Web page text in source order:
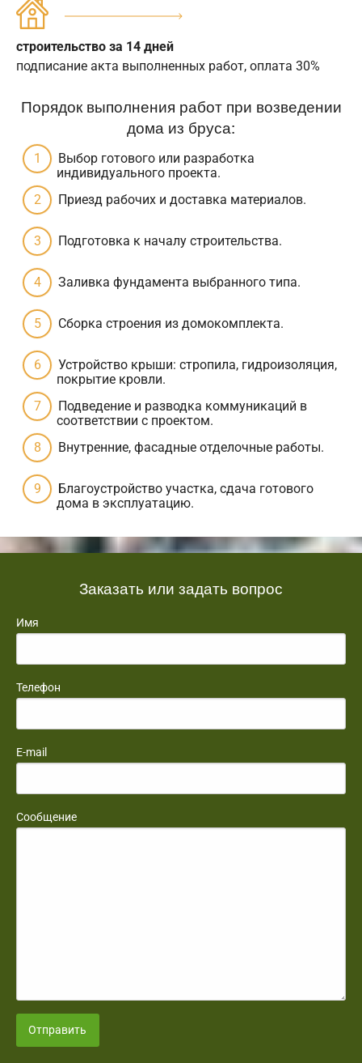
строительство за 14 дней
подписание акта выполненных работ, оплата 30%
Порядок выполнения работ при возведении
дома из бруса:
Выбор готового или разработка
индивидуального проекта.
Приезд рабочих и доставка материалов.
Подготовка к началу строительства.
Заливка фундамента выбранного типа.
Сборка строения из домокомплекта.
Устройство крыши: стропила, гидроизоляция,
покрытие кровли.
Подведение и разводка коммуникаций в
соответствии с проектом.
Внутренние, фасадные отделочные работы.
Благоустройство участка, сдача готового
дома в эксплуатацию.
Заказать или задать вопрос
Имя
Телефон
E-mail
Сообщение
Отправить